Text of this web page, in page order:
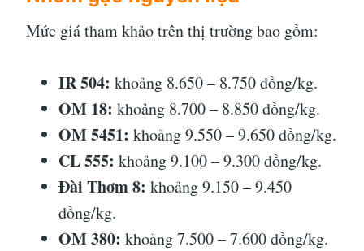
Mức giá tham khảo trên thị trường bao gồm:
IR 504: khoảng 8.650 – 8.750 đồng/kg.
OM 18: khoảng 8.700 – 8.850 đồng/kg.
OM 5451: khoảng 9.550 – 9.650 đồng/kg.
CL 555: khoảng 9.100 – 9.300 đồng/kg.
Đài Thơm 8: khoảng 9.150 – 9.450
đồng/kg.
OM 380: khoảng 7.500 – 7.600 đồng/kg.